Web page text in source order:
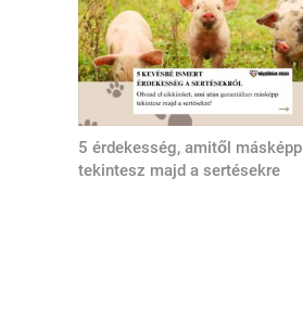
5 érdekesség, amitől másképp
tekintesz majd a sertésekre